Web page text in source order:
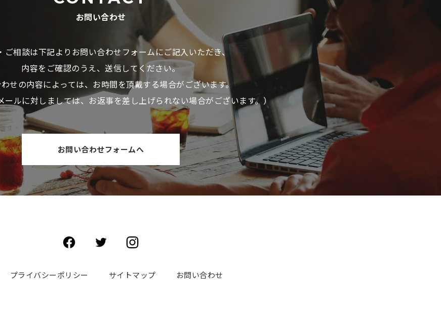
お問い合わせ
ご相談は下記よりお問い合わせフォームにご記入いただき、
内容をご確認のうえ、送信してください。
せの内容によっては、お時間を頂戴する場合がございます。
ールに対しましては、お返事を差し上げられない場合がございます。）
お問い合わせフォームへ
プライバシーポリシー サイトマップ お問い合わせ